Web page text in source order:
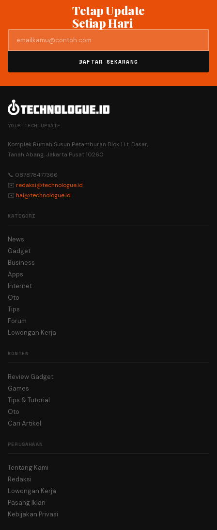
Tetap Update
Setiap Hari
DAFTAR SEKARANG
YOUR TECH UPDATE
Komplek Rumah Susun Petamburan Blok 1 Lt. Dasar,
Tanah Abang, Jakarta Pusat 10260
📞 087878477366
✉️ redaksi@technologue.id
✉️ hai@technologue.id
KATEGORI
News
Gadget
Business
Apps
Internet
Oto
Tips
Forum
Lowongan Kerja
KONTEN
Review Gadget
Games
Tips & Tutorial
Oto
Cari Artikel
PERUSAHAAN
Tentang Kami
Redaksi
Lowongan Kerja
Pasang Iklan
Kebijakan Privasi